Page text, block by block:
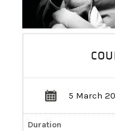
Are you
5 March
Duration